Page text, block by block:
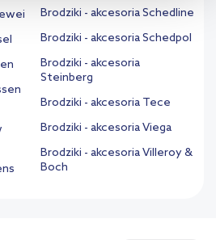
cookie i tego, dlaczego ich przepisy,
o plikach cookie”.
Brodziki - akcesoria Schedline
Brodziki - akcesoria Schedpol
Brodziki - akcesoria
Steinberg
Brodziki - akcesoria Tece
Brodziki - akcesoria Viega
Brodziki - akcesoria Villeroy &
Boch